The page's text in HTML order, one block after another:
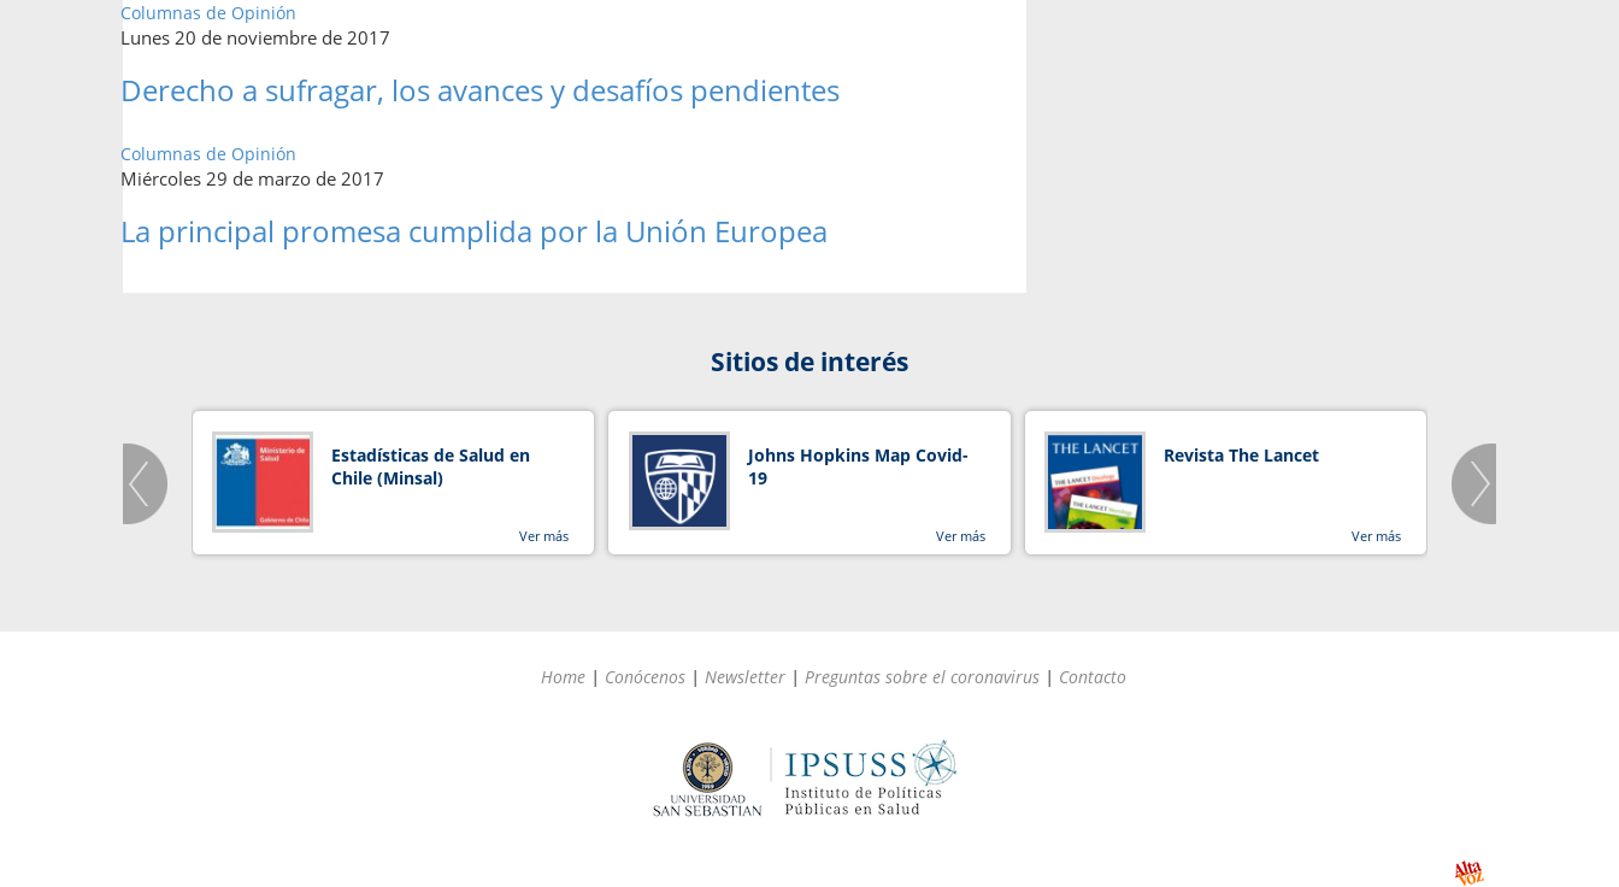
Columnas de Opinión
Lunes 20 de noviembre de 2017
Derecho a sufragar, los avances y desafíos pendientes
Columnas de Opinión
Miércoles 29 de marzo de 2017
La principal promesa cumplida por la Unión Europea
Sitios de interés
Estadísticas de Salud en
Chile (Minsal)
Ver más
Johns Hopkins Map Covid-
19
Ver más
Revista The Lancet
Ver más
Home | Conócenos | Newsletter | Preguntas sobre el coronavirus | Contacto